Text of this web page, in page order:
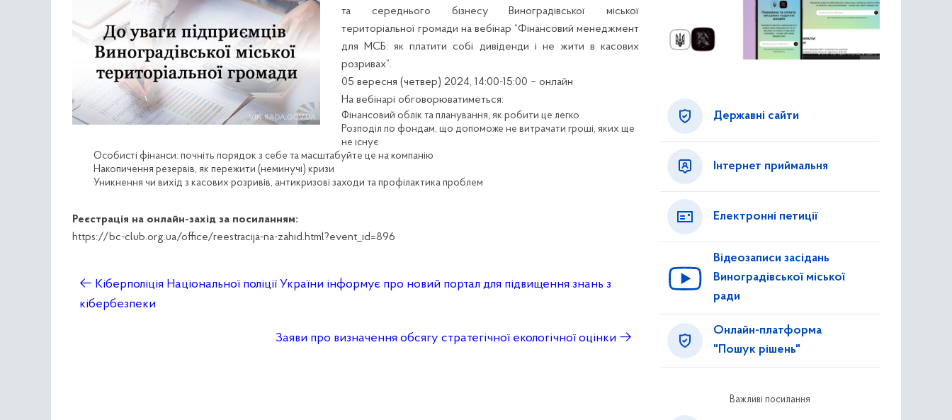
та середнього бізнесу Виноградівської міської
територіальної громади на вебінар “Фінансовий менеджмент
для МСБ: як платити собі дивіденди і не жити в касових
розривах”.
05 вересня (четвер) 2024, 14:00-15:00 – онлайн
На вебінарі обговорюватиметься:
Фінансовий облік та планування, як робити це легко
Розподіл по фондам, що допоможе не витрачати гроші, яких ще
не існує
Особисті фінанси: почніть порядок з себе та масштабуйте це на компанію
Накопичення резервів, як пережити (неминучі) кризи
Уникнення чи вихід з касових розривів, антикризові заходи та профілактика проблем
Реєстрація на онлайн-захід за посиланням:
https://bc-club.org.ua/office/reestracija-na-zahid.html?event_id=896
← Кіберполіція Національної поліції України інформує про новий портал для підвищення знань з
кібербезпеки
Заяви про визначення обсягу стратегічної екологічної оцінки →
Державні сайти
Інтернет приймальня
Електронні петиції
Відеозаписи засідань
Виноградівської міської
ради
Онлайн-платформа
"Пошук рішень"
Важливі посилання